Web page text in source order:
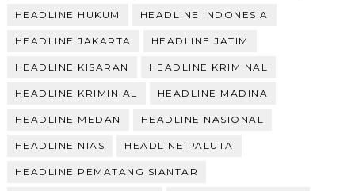
HEADLINE HUKUM HEADLINE INDONESIA
HEADLINE JAKARTA HEADLINE JATIM
HEADLINE KISARAN HEADLINE KRIMINAL
HEADLINE KRIMINIAL HEADLINE MADINA
HEADLINE MEDAN HEADLINE NASIONAL
HEADLINE NIAS HEADLINE PALUTA
HEADLINE PEMATANG SIANTAR